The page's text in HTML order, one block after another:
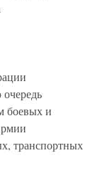
боевых и
транспортных